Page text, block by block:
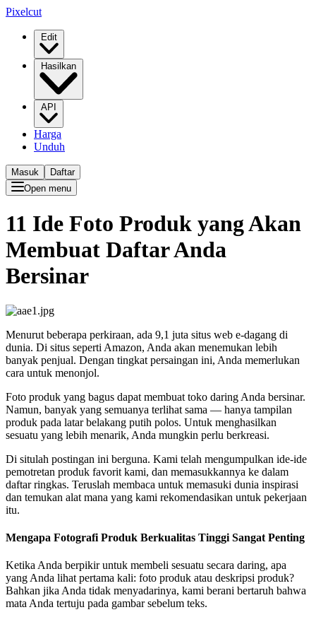
Pixelcut
Edit
Hasilkan
API
Harga
Unduh
Masuk
Daftar
Open menu
11 Ide Foto Produk yang Akan
Membuat Daftar Anda
Bersinar
Menurut beberapa perkiraan, ada 9,1 juta situs web e-dagang di
dunia. Di situs seperti Amazon, Anda akan menemukan lebih
banyak penjual. Dengan tingkat persaingan ini, Anda memerlukan
cara untuk menonjol.
Foto produk yang bagus dapat membuat toko daring Anda bersinar.
Namun, banyak yang semuanya terlihat sama — hanya tampilan
produk pada latar belakang putih polos. Untuk menghasilkan
sesuatu yang lebih menarik, Anda mungkin perlu berkreasi.
Di situlah postingan ini berguna. Kami telah mengumpulkan ide-ide
pemotretan produk favorit kami, dan memasukkannya ke dalam
daftar ringkas. Teruslah membaca untuk memasuki dunia inspirasi
dan temukan alat mana yang kami rekomendasikan untuk pekerjaan
itu.
Mengapa Fotografi Produk Berkualitas Tinggi Sangat Penting
Ketika Anda berpikir untuk membeli sesuatu secara daring, apa
yang Anda lihat pertama kali: foto produk atau deskripsi produk?
Bahkan jika Anda tidak menyadarinya, kami berani bertaruh bahwa
mata Anda tertuju pada gambar sebelum teks.